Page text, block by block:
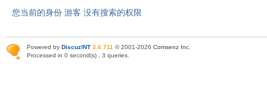
您当前的身份 游客 没有搜索的权限
Powered by Discuz!NT 3.6.711 © 2001-2026 Comsenz Inc
Processed in 0 second(s) , 3 queries.